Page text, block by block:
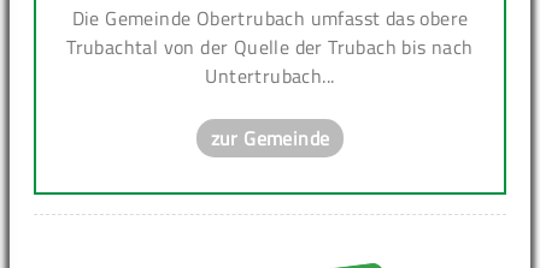
Die Gemeinde Obertrubach umfasst das obere
Trubachtal von der Quelle der Trubach bis nach
Untertrubach...
zur Gemeinde